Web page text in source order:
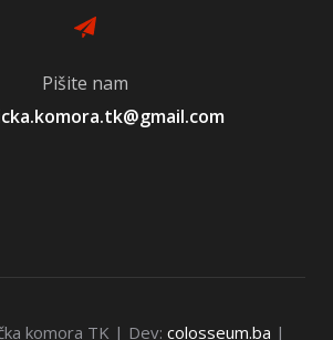
Pišite nam
komora TK | Dev: colosseum.ba |